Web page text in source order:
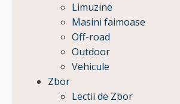
Limuzine
Masini faimoase
Off-road
Outdoor
Vehicule
Zbor
Lectii de Zbor